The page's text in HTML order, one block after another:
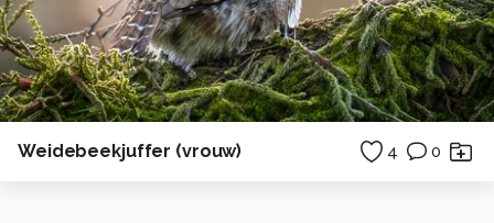
Weidebeekjuffer (vrouw) 4 0